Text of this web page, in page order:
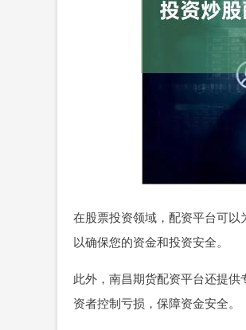
在股票投资领域，配资平台可以
以确保您的资金和投资安全。
此外，南昌期货配资平台还提
资者控制亏损，保障资金安全。